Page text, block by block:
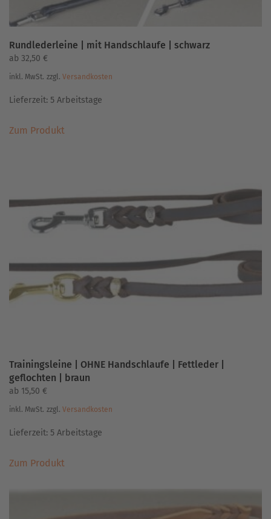
Rundlederleine | mit Handschlaufe | schwarz
ab 32,50 €
inkl. MwSt. zzgl. Versandkosten
Lieferzeit: 5 Arbeitstage
Zum ProduktProdukt
Die
Optionen
der
Produktseite
gewählt
Trainingsleine | OHNE Handschlaufe | Fettleder |
geflochten | braun
ab 15,50 €
inkl. MwSt. zzgl. Versandkosten
Lieferzeit: 5 Arbeitstage
Zum ProduktProdukt